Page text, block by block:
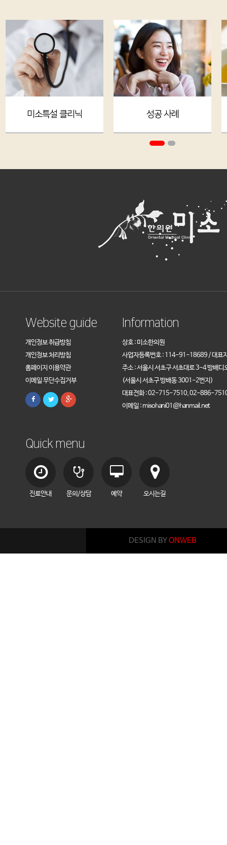
미소특설 클리닉 성공 사례
Website guide
개인정보 취급방침
개인정보 처리방침
홈페이지 이용약관
이메일 무단수집거부
Information
상호 : 미소한의원
사업자등록번호 : 114-91-18689 / 대표
주소 : 서울시 서초구 서초대로 3-4 방배
(서울시 서초구 방배동 3001-2번지)
대표전화 : 02-715-7510, 02-886-
이메일 : misohani01@hanmail.net
Quick menu
진료안내 문의/상담 예약 오시는길
DESIGN BYONWEB